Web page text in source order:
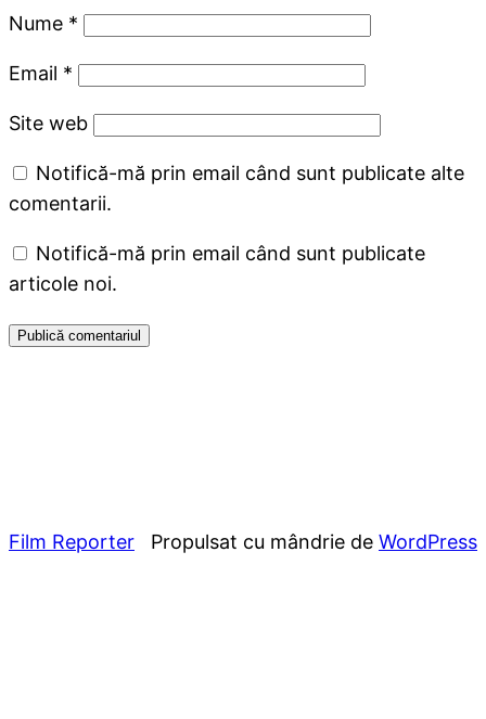
Nume *
Email *
Site web
Notifică-mă prin email când sunt publicate alte
comentarii.
Notifică-mă prin email când sunt publicate
articole noi.
Film Reporter Propulsat cu mândrie de WordPress